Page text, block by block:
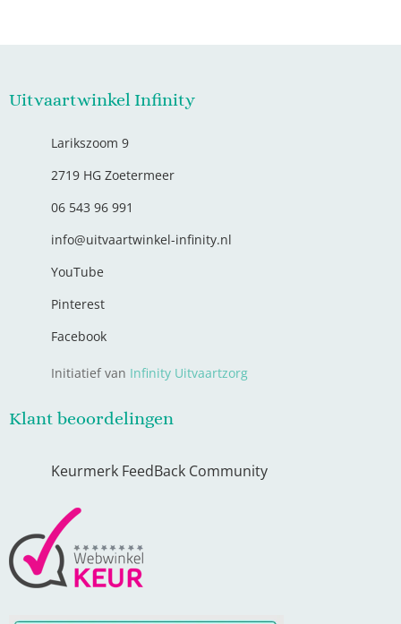
Uitvaartwinkel Infinity
Larikszoom 9
2719 HG Zoetermeer
06 543 96 991
info@uitvaartwinkel-infinity.nl
YouTube
Pinterest
Facebook
Initiatief van Infinity Uitvaartzorg
Klant beoordelingen
Keurmerk FeedBack Community